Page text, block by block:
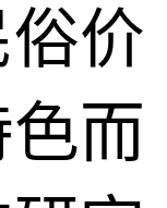
价
而